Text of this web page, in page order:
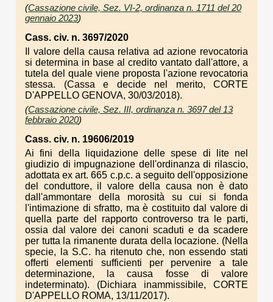
(Cassazione civile, Sez. VI-2, ordinanza n. 1711 del 20
gennaio 2023)
Cass. civ. n. 3697/2020
Il valore della causa relativa ad azione revocatoria
si determina in base al credito vantato dall'attore, a
tutela del quale viene proposta l'azione revocatoria
stessa. (Cassa e decide nel merito, CORTE
D'APPELLO GENOVA, 30/03/2018).
(Cassazione civile, Sez. III, ordinanza n. 3697 del 13
febbraio 2020)
Cass. civ. n. 19606/2019
Ai fini della liquidazione delle spese di lite nel
giudizio di impugnazione dell'ordinanza di rilascio,
adottata ex art. 665 c.p.c. a seguito dell'opposizione
del conduttore, il valore della causa non è dato
dall'ammontare della morosità su cui si fonda
l'intimazione di sfratto, ma è costituito dal valore di
quella parte del rapporto controverso tra le parti,
ossia dal valore dei canoni scaduti e da scadere
per tutta la rimanente durata della locazione. (Nella
specie, la S.C. ha ritenuto che, non essendo stati
offerti elementi sufficienti per pervenire a tale
determinazione, la causa fosse di valore
indeterminato). (Dichiara inammissibile, CORTE
D'APPELLO ROMA, 13/11/2017).